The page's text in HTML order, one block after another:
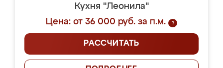
Кухня "Леонила"
Цена: от 36 000 руб. за п.м.
?
РАССЧИТАТЬ